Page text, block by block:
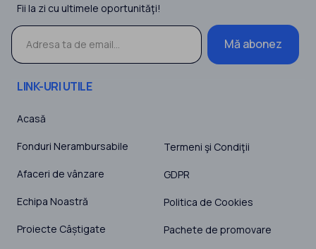
Fii la zi cu ultimele oportunităţi!
Mă abonez
LINK-URI UTILE
Acasă
Fonduri Nerambursabile
Afaceri de vânzare
Echipa Noastră
Proiecte Câștigate
Termeni şi Condiţii
GDPR
Politica de Cookies
Pachete de promovare